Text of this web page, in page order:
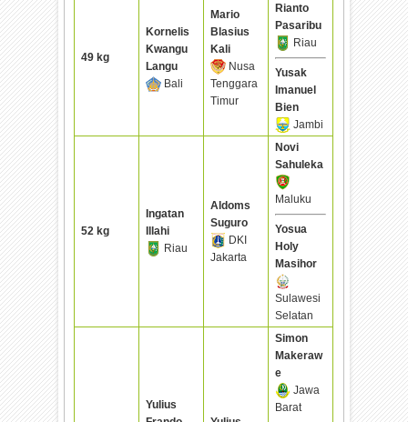
49 kg
Kornelis
Kwangu
Langu
Bali
Mario
Blasius
Kali
Nusa
Tenggara
Timur
Rianto
Pasaribu
Riau
Yusak
Imanuel
Bien
Jambi
52 kg
Ingatan
Illahi
Riau
Aldoms
Suguro
DKI
Jakarta
Novi
Sahuleka
Maluku
Yosua
Holy
Masihor
Sulawesi
Selatan
Yulius
Simon
Makeraw
e
Jawa
Barat